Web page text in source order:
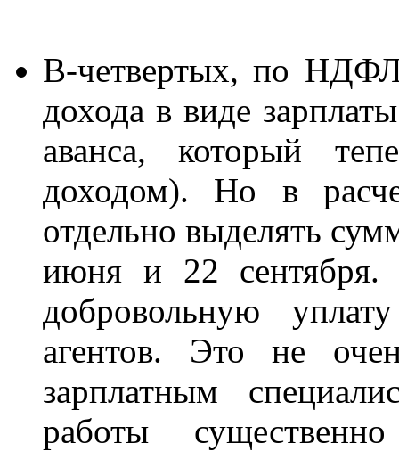
В-четвертых, по
дохода в виде
аванса, который
доходом). Но в
отдельно выделять
июня и 22 сентября.
добровольную
агентов. Это не
зарплатным
работы